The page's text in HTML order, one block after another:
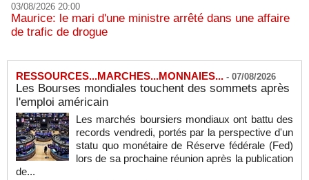
03/08/2026 20:00
Maurice: le mari d'une ministre arrêté dans une affaire
de trafic de drogue
RESSOURCES...MARCHES...MONNAIES... - 07/08/2026
Les Bourses mondiales touchent des sommets après
l'emploi américain
Les marchés boursiers mondiaux ont battu des
records vendredi, portés par la perspective d'un
statu quo monétaire de Réserve fédérale (Fed)
lors de sa prochaine réunion après la publication
de...